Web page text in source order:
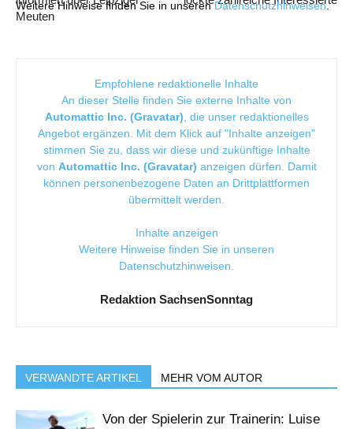
Weitere Hinweise finden Sie in unserenDatenschutzhinweisen.
Meuten
Empfohlene redaktionelle Inhalte
An dieser Stelle finden Sie externe Inhalte von
Automattic Inc. (Gravatar) , die unser redaktionelles
Angebot ergänzen. Mit dem Klick auf "Inhalte anzeigen"
stimmen Sie zu, dass wir diese und zukünftige Inhalte
von Automattic Inc. (Gravatar) anzeigen dürfen. Damit
können personenbezogene Daten an Drittplattformen
übermittelt werden.
Inhalte anzeigen
Weitere Hinweise finden Sie in unseren
Datenschutzhinweisen
Redaktion SachsenSonntag
VERWANDTE ARTIKEL MEHR VOM AUTOR
Von der Spielerin zur Trainerin: Luise